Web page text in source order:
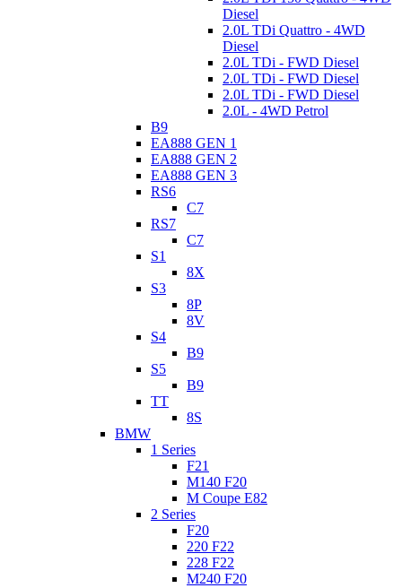
Diesel
2.0L TDi Quattro - 4WD
Diesel
2.0L TDi - FWD Diesel
2.0L TDi - FWD Diesel
2.0L TDi - FWD Diesel
2.0L - 4WD Petrol
B9
EA888 GEN 1
EA888 GEN 2
EA888 GEN 3
RS6
C7
RS7
C7
S1
8X
S3
8P
8V
S4
B9
S5
B9
TT
8S
BMW
1 Series
F21
M140 F20
M Coupe E82
2 Series
F20
220 F22
228 F22
M240 F20